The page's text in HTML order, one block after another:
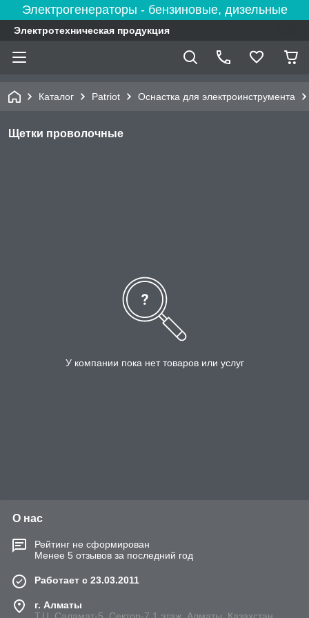
Электрогенераторы - бензиновые, дизельные
Электротехническая продукция
Каталог Patriot Оснастка для электроинструмента
Щетки проволочные
У компании пока нет товаров или услуг
О нас
Рейтинг не сформирован
Менее 5 отзывов за последний год
Работает с 23.03.2011
г. Алматы